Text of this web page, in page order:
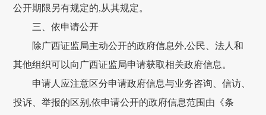
公开期限另有规定的,从其规定。
三、依申请公开
除广西证监局主动公开的政府信息外,公民、法人和
其他组织可以向广西证监局申请获取相关政府信息。
申请人应注意区分申请政府信息与业务咨询、信访、
投诉、举报的区别,依申请公开的政府信息范围由《条